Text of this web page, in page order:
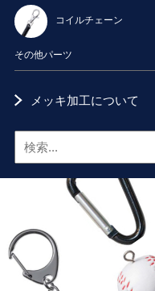
コイルチェーン
その他パーツ
メッキ加工について